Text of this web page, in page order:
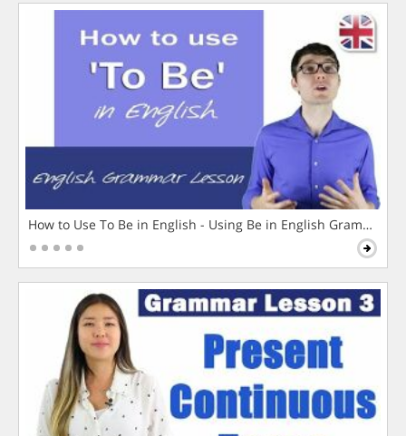
How to Use To Be in English - Using Be in English Grammar